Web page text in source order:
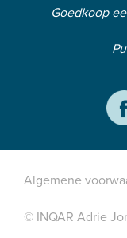
Goedkoop
Algemene
© INQAR Adrie